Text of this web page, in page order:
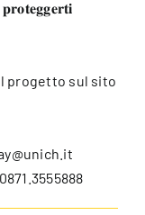
progetto sul sito